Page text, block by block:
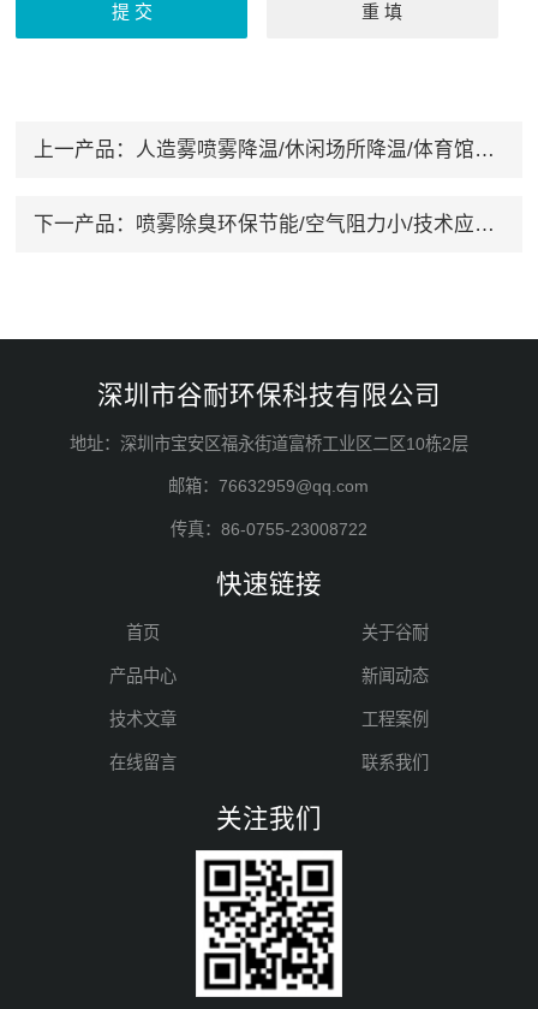
上一产品： 人造雾喷雾降温/休闲场所降温/体育馆降温
下一产品： 喷雾除臭环保节能/空气阻力小/技术应用创新
深圳市谷耐环保科技有限公司
地址：深圳市宝安区福永街道富桥工业区二区10栋2层
邮箱：76632959@qq.com
传真：86-0755-23008722
快速链接
首页 关于谷耐
产品中心 新闻动态
技术文章 工程案例
在线留言 联系我们
关注我们